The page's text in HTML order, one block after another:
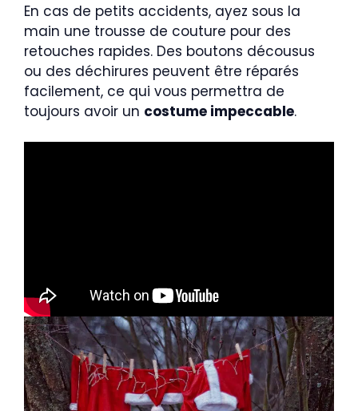
En cas de petits accidents, ayez sous la
main une trousse de couture pour des
retouches rapides. Des boutons décousus
ou des déchirures peuvent être réparés
facilement, ce qui vous permettra de
toujours avoir un costume impeccable.